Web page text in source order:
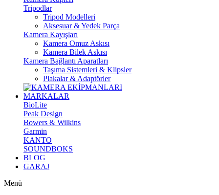
Tripodlar
Tripod Modelleri
Aksesuar & Yedek Parça
Kamera Kayışları
Kamera Omuz Askısı
Kamera Bilek Askısı
Kamera Bağlantı Aparatları
Taşıma Sistemleri & Klipsler
Plakalar & Adaptörler
MARKALAR
BioLite
Peak Design
Bowers & Wilkins
Garmin
KANTO
SOUNDBOKS
BLOG
GARAJ
Menü